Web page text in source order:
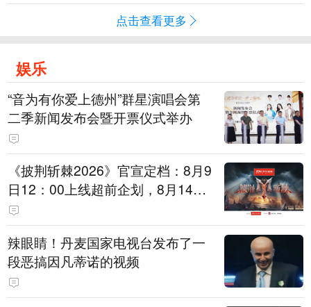
点击查看更多
娱乐
“音为有你爱上德州”群星演唱会第
二季新闻发布会暨开票仪式举办
《披荆斩棘2026》官宣定档：8月9
日12：00上线超前企划，8月14日
初见面直播，8月15日、16日两天
进行初舞台直播
辣眼睛！丹麦国家电视台发布了一
段恶搞因凡蒂诺的视频